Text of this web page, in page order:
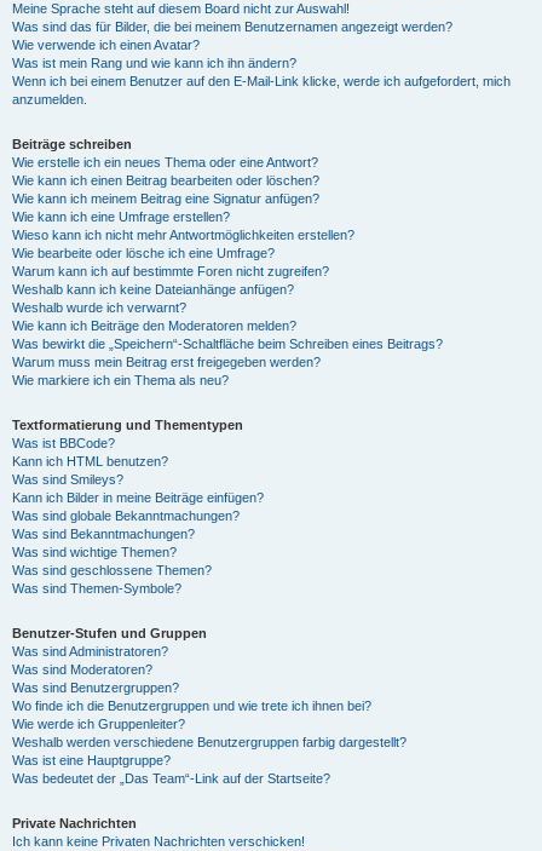
Meine Sprache steht auf diesem Board nicht zur Auswahl!
Was sind das für Bilder, die bei meinem Benutzernamen angezeigt werden?
Wie verwende ich einen Avatar?
Was ist mein Rang und wie kann ich ihn ändern?
Wenn ich bei einem Benutzer auf den E-Mail-Link klicke, werde ich aufgefordert, mich
anzumelden.
Beiträge schreiben
Wie erstelle ich ein neues Thema oder eine Antwort?
Wie kann ich einen Beitrag bearbeiten oder löschen?
Wie kann ich meinem Beitrag eine Signatur anfügen?
Wie kann ich eine Umfrage erstellen?
Wieso kann ich nicht mehr Antwortmöglichkeiten erstellen?
Wie bearbeite oder lösche ich eine Umfrage?
Warum kann ich auf bestimmte Foren nicht zugreifen?
Weshalb kann ich keine Dateianhänge anfügen?
Weshalb wurde ich verwarnt?
Wie kann ich Beiträge den Moderatoren melden?
Was bewirkt die „Speichern“-Schaltfläche beim Schreiben eines Beitrags?
Warum muss mein Beitrag erst freigegeben werden?
Wie markiere ich ein Thema als neu?
Textformatierung und Thementypen
Was ist BBCode?
Kann ich HTML benutzen?
Was sind Smileys?
Kann ich Bilder in meine Beiträge einfügen?
Was sind globale Bekanntmachungen?
Was sind Bekanntmachungen?
Was sind wichtige Themen?
Was sind geschlossene Themen?
Was sind Themen-Symbole?
Benutzer-Stufen und Gruppen
Was sind Administratoren?
Was sind Moderatoren?
Was sind Benutzergruppen?
Wo finde ich die Benutzergruppen und wie trete ich ihnen bei?
Wie werde ich Gruppenleiter?
Weshalb werden verschiedene Benutzergruppen farbig dargestellt?
Was ist eine Hauptgruppe?
Was bedeutet der „Das Team“-Link auf der Startseite?
Private Nachrichten
Ich kann keine Privaten Nachrichten verschicken!